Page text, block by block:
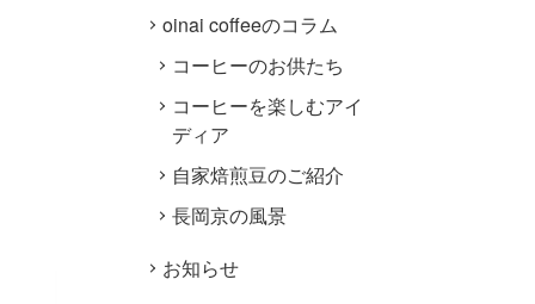
oinai coffeeのコラム
コーヒーのお供たち
コーヒーを楽しむアイ
ディア
自家焙煎豆のご紹介
長岡京の風景
お知らせ